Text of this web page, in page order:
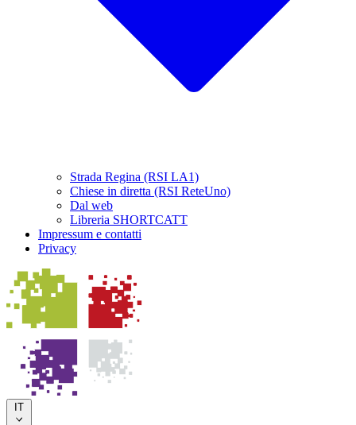
Strada Regina (RSI LA1)
Chiese in diretta (RSI ReteUno)
Dal web
Libreria SHORTCATT
Impressum e contatti
Privacy
IT